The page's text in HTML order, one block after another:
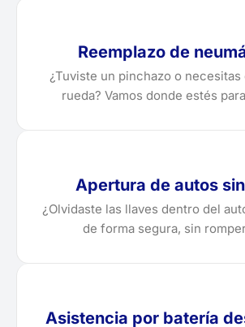
Reemplazo de
¿Tuviste un pinchazo o necesitas
rueda? Vamos donde estés
Apertura de autos
¿Olvidaste las llaves dentro del
de forma segura, sin
Asistencia por batería